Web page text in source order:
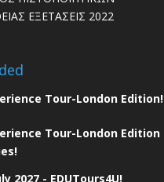
ΕΞΕΤΑΣΕΙΣ 2022
Tour-London Edition!
Tour-London Edition
2027 - EDUTours4U!